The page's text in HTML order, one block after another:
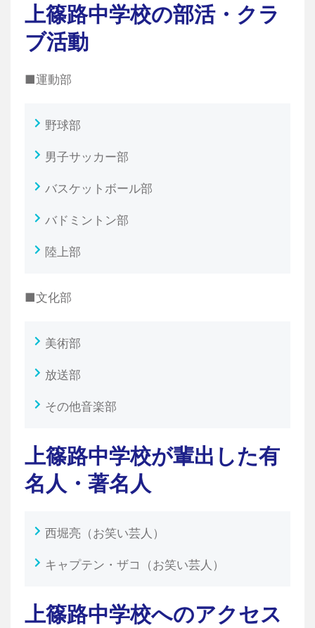
上篠路中学校の部活・クラ
ブ活動
■運動部
野球部
男子サッカー部
バスケットボール部
バドミントン部
陸上部
■文化部
美術部
放送部
その他音楽部
上篠路中学校が輩出した有
名人・著名人
西堀亮（お笑い芸人）
キャプテン・ザコ（お笑い芸人）
上篠路中学校へのアクセス